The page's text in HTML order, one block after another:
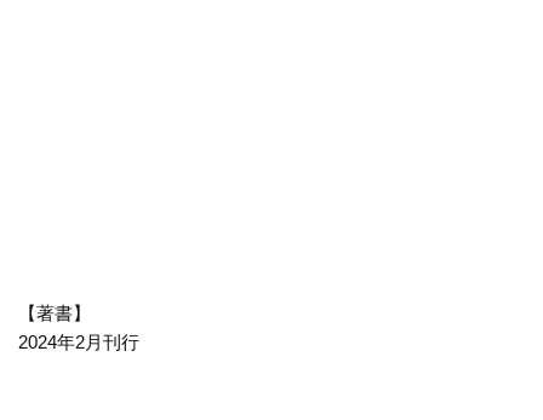
【著書】
2024年2月刊行